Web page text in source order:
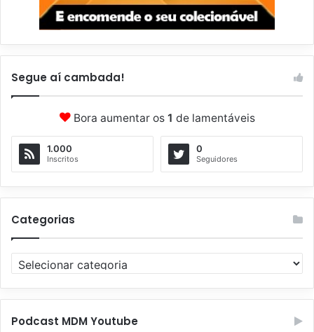
Segue aí cambada!
Bora aumentar os 1 de lamentáveis
1.000
Inscritos
0
Seguidores
Categorias
a
t
g
Podcast MDM Youtube